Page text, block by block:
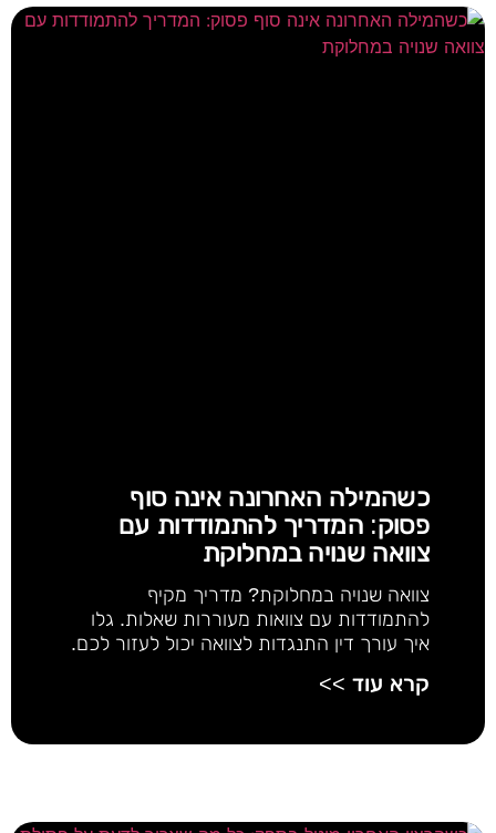
כשהמילה האחרונה אינה סוף
פסוק: המדריך להתמודדות עם
צוואה שנויה במחלוקת
צוואה שנויה במחלוקת? מדריך מקיף
להתמודדות עם צוואות מעוררות שאלות. גלו
איך עורך דין התנגדות לצוואה יכול לעזור לכם.
קרא עוד >>